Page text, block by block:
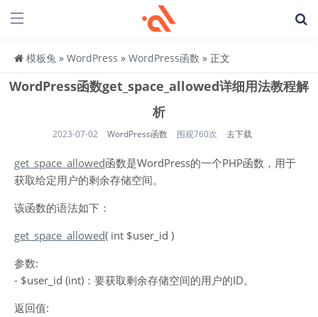
模板兔 » WordPress » WordPress函数 » 正文
WordPress函数get_space_allowed详细用法教程解
析
2023-07-02 WordPress函数 围观760次 去下载
get_space_allowed函数是WordPress的一个PHP函数，用于
获取给定用户的剩余存储空间。
该函数的语法如下：
get_space_allowed( int $user_id )
参数:
- $user_id (int)：要获取剩余存储空间的用户的ID。
返回值: